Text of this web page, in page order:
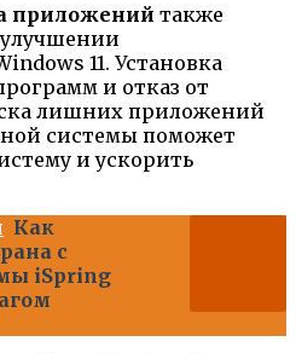
приложений также
11. Установка
и отказ от
лишних приложений
системы поможет
и ускорить
Как
с
iSpring